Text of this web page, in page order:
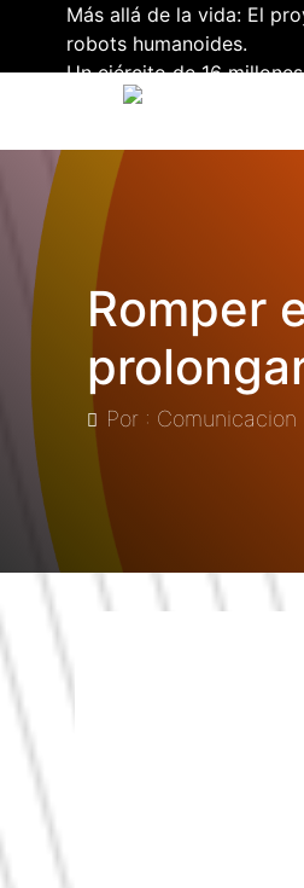
Más allá de la vida: El
robots humanoides.
Un ejército de 16
dengue y otras epidemias.
Revolución y
al Año, pero Excluye a
Apagón Cósmico: La
se Creía.
CHINA PROPONE UNA
ESPACIALES.
Romper
Por : Comunicacion